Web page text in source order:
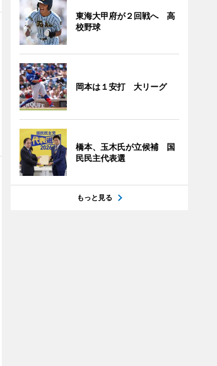
東海大甲府が２回戦へ 高
校野球
岡本は１安打 大リーグ
橋本、玉木氏が立候補 国
民民主代表選
もっと見る